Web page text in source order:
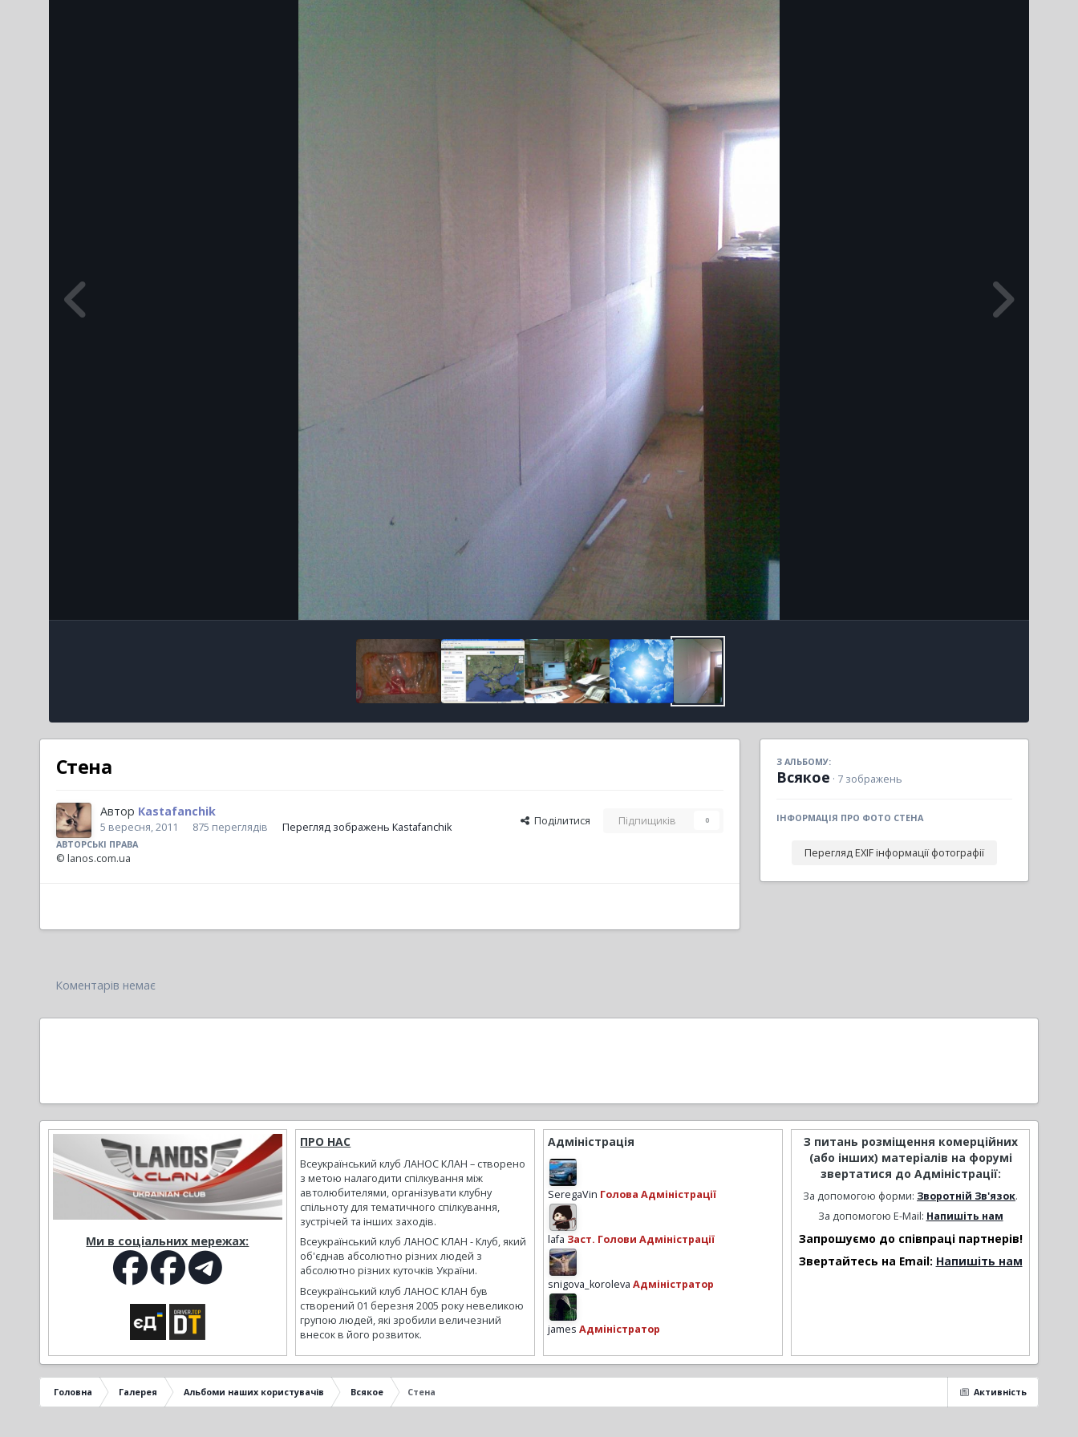
Стена
Автор Кastafanchik
5 вересня, 2011 875 переглядів Перегляд зображень Кastafanchik Поділитися Підпищиків 0
АВТОРСЬКІ ПРАВА
© lanos.com.ua
З АЛЬБОМУ:
Всякое · 7 зображень
ІНФОРМАЦІЯ ПРО ФОТО СТЕНА
Перегляд EXIF інформації фотографії
Коментарів немає
Ми в соціальних мережах:
ПРО НАС
Всеукраїнський клуб ЛАНОС КЛАН – створено
з метою налагодити спілкування між
автолюбителями, організувати клубну
спільноту для тематичного спілкування,
зустрічей та інших заходів.
Всеукраїнський клуб ЛАНОС КЛАН - Клуб, який
об'єднав абсолютно різних людей з
абсолютно різних куточків України.
Всеукраїнський клуб ЛАНОС КЛАН був
створений 01 березня 2005 року невеликою
групою людей, які зробили величезний
внесок в його розвиток.
Адміністрація
SeregaVin Голова Адміністрації
lafa Заст. Голови Адміністрації
snigova_koroleva Адміністратор
james Адміністратор
З питань розміщення комерційних
(або інших) матеріалів на форумі
звертатися до Адміністрації:
За допомогою форми: Зворотній Зв'язок.
За допомогою E-Mail: Напишіть нам
Запрошуємо до співпраці партнерів!
Звертайтесь на Email: Напишіть нам
Активність
Головна Галерея Альбоми наших користувачів Всякое Стена